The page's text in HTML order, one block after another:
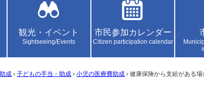
観光・イベント
Sightseeing/Events
市民参加カレンダー
Citizen participation calendar
成 › 子どもの手当・助成 › 小児の医療費助成 › 健康保険から支給がある